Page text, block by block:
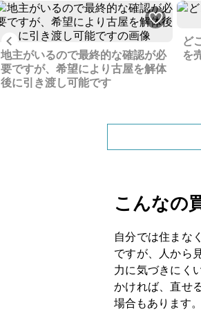
Previous
地主がいるので最終的な確認が必
要ですが、希望により古屋を解体
後に引き渡し可能です
ど
を
こんなの
自分では住まな
ですが、人から
力に気づきにく
かければ、直せ
場合もあります